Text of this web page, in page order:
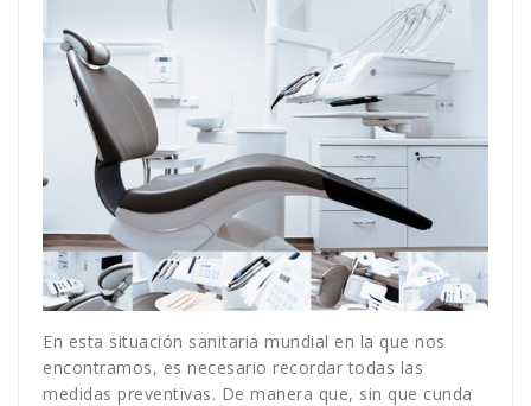
En esta situación sanitaria mundial en la que nos
encontramos, es necesario recordar todas las
medidas preventivas. De manera que, sin que cunda